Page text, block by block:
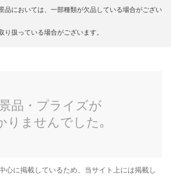
品においては、一部種類が欠品している場合がござい
扱っている場合がございます。